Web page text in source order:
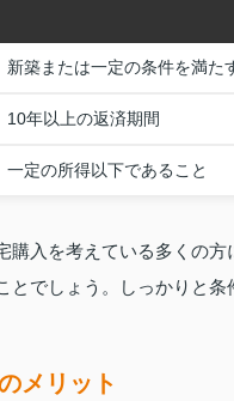
新築または一定の条件を満た
10年以上の返済期間
一定の所得以下であること
購入を考えている多くの
とでしょう。しっかりと
メリット